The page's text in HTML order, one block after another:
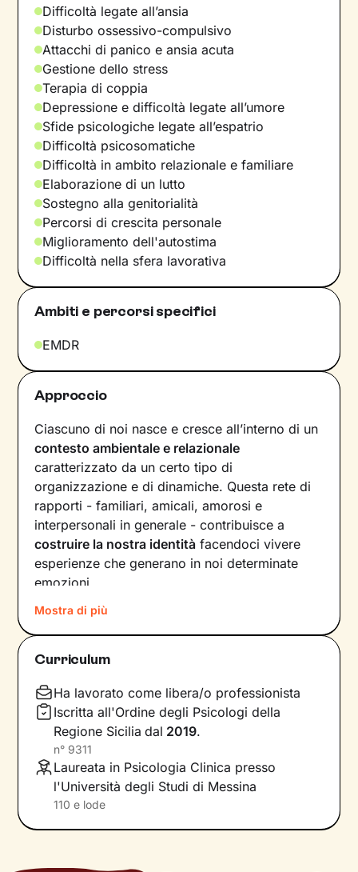
Difficoltà legate all’ansia
Disturbo ossessivo-compulsivo
Attacchi di panico e ansia acuta
Gestione dello stress
Terapia di coppia
Depressione e difficoltà legate all’umore
Sfide psicologiche legate all’espatrio
Difficoltà psicosomatiche
Difficoltà in ambito relazionale e familiare
Elaborazione di un lutto
Sostegno alla genitorialità
Percorsi di crescita personale
Miglioramento dell'autostima
Difficoltà nella sfera lavorativa
Ambiti e percorsi specifici
EMDR
Approccio
Ciascuno di noi nasce e cresce all’interno di un
contesto ambientale e relazionale
caratterizzato da un certo tipo di
organizzazione e di dinamiche. Questa rete di
rapporti - familiari, amicali, amorosi e
interpersonali in generale - contribuisce a
costruire la nostra identità facendoci vivere
esperienze che generano in noi determinate
emozioni.
Quando il benessere viene a mancare, la
motivazione è da ricercare proprio all’interno
delle dinamiche relazionali, passate e presenti.
lavorare prima di tutto sullaconsapevolezza
poi sullacostruzione di nuovi significatiche ti
aiuteranno a vedere il mondo sotto una luce
diversa.
Passo dopo passo esploreremo le tue
internee le potenzialità che possiedi ma che
Mostra di più
Curriculum
Ha lavorato come libera/o professionista
Iscritta all'Ordine degli Psicologi della
Regione Sicilia dal 2019.
n° 9311
Laureata in Psicologia Clinica presso
l'Università degli Studi di Messina
110 e lode